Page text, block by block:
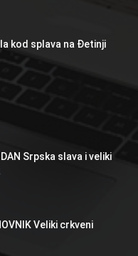
kod splava na Đetinji
Srpska slava i veliki
Veliki crkveni